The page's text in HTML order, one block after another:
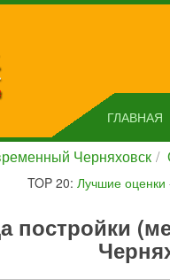
ГЛАВНАЯ
Черняховск
TOP 20: Лучшие оценки
постройки